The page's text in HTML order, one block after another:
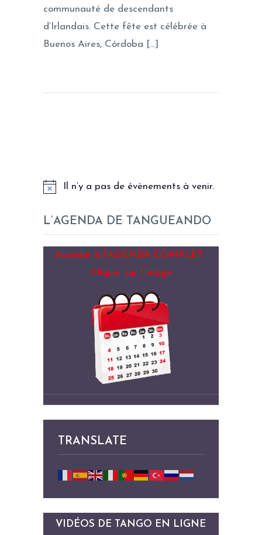
communauté de descendants
d’Irlandais. Cette fête est célébrée à
Buenos Aires, Córdoba […]
Il n’y a pas de évènements à venir.
L’AGENDA DE TANGUEANDO
Accéder à l’AGENDA COMPLET :
Cliquer sur l’image
TRANSLATE
VIDÉOS DE TANGO EN LIGNE